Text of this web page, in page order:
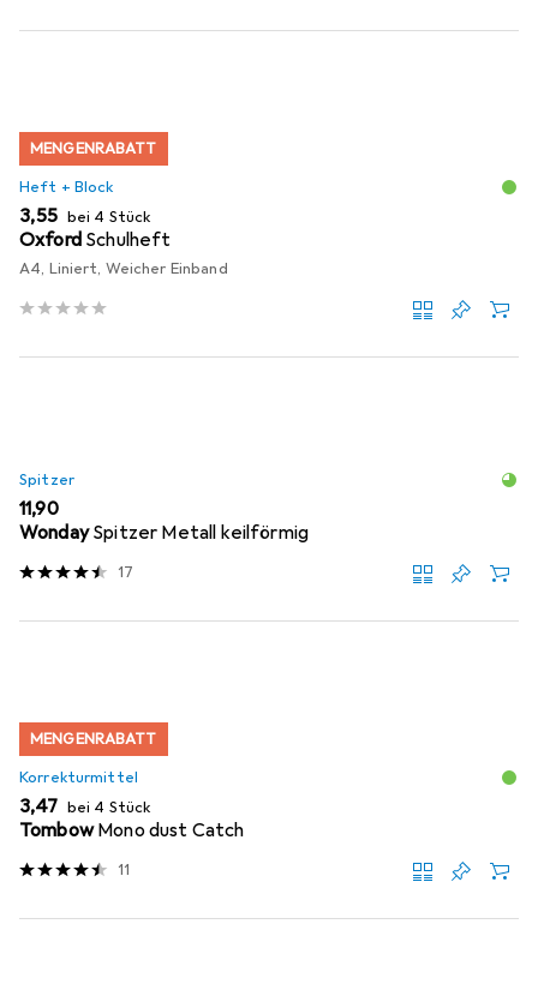
MENGENRABATT
Heft + Block
EUR
3,55 bei 4 Stück
Oxford Schulheft
A4, Liniert, Weicher Einband
Spitzer
EUR
11,90
Wonday Spitzer Metall keilförmig
17
MENGENRABATT
Korrekturmittel
EUR
3,47 bei 4 Stück
Tombow Mono dust Catch
11